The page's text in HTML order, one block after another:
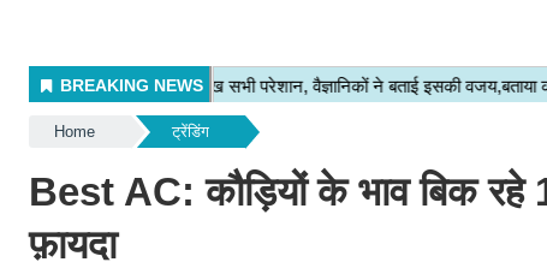
Home ट्रेंडिंग
Best AC: कौड़ियों के भाव बिक
फ़ायदा